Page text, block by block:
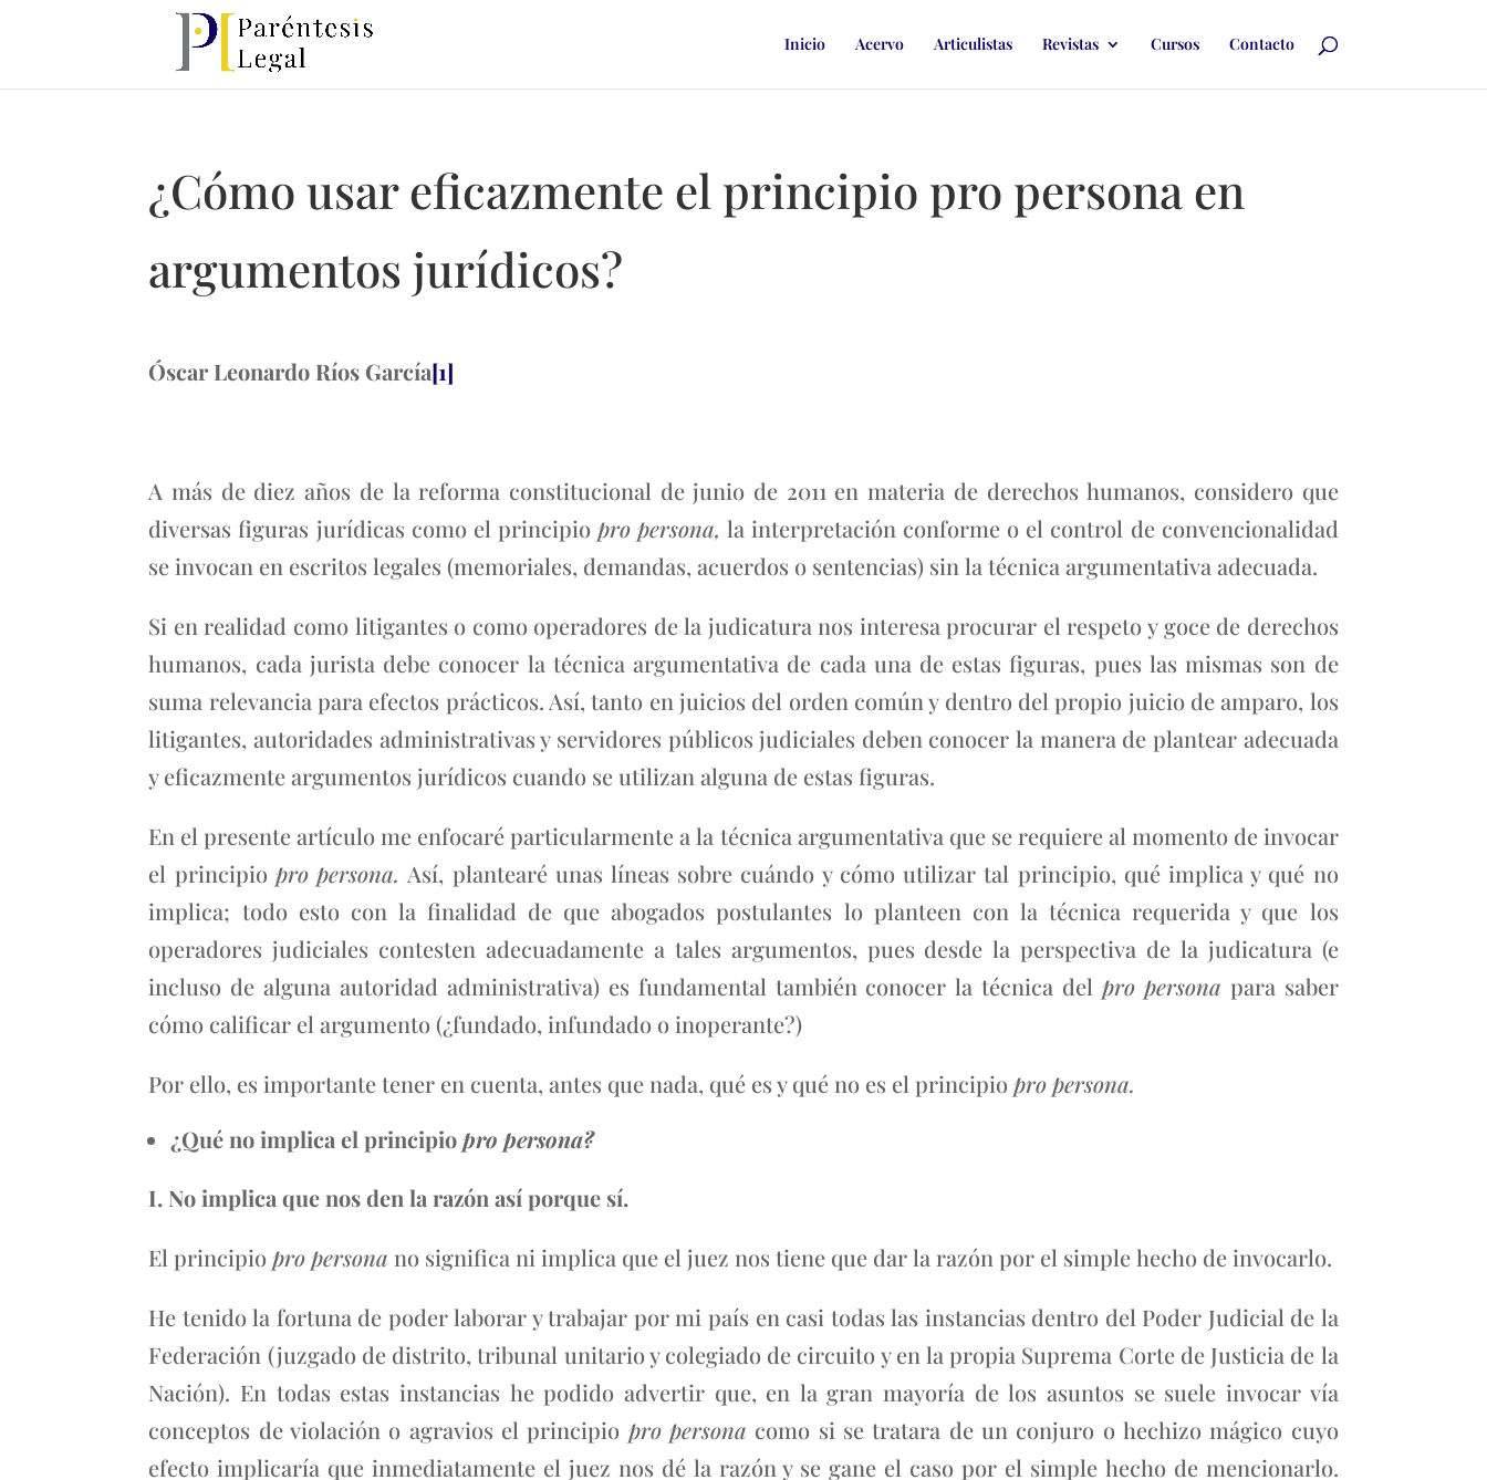
Inicio Acervo Articulistas Revistas Cursos Contacto
¿Cómo usar eficazmente el principio pro persona en
argumentos jurídicos?
Óscar Leonardo Ríos García[1]
A más de diez años de la reforma constitucional de junio de 2011 en materia de derechos humanos, considero que
diversas figuras jurídicas como el principio pro persona,la interpretación conforme o el control de convencionalidad
se invocan en escritos legales (memoriales, demandas, acuerdos o sentencias) sin la técnica argumentativa adecuada.
Si en realidad como litigantes o como operadores de la judicatura nos interesa procurar el respeto y goce de derechos
humanos, cada jurista debe conocer la técnica argumentativa de cada una de estas figuras, pues las mismas son de
suma relevancia para efectos prácticos. Así, tanto en juicios del orden común y dentro del propio juicio de amparo, los
litigantes, autoridades administrativas y servidores públicos judiciales deben conocer la manera de plantear adecuada
y eficazmente argumentos jurídicos cuando se utilizan alguna de estas figuras.
En el presente artículo me enfocaré particularmente a la técnica argumentativa que se requiere al momento de invocar
el principio pro persona. Así, plantearé unas líneas sobre cuándo y cómo utilizar tal principio, qué implica y qué no
implica; todo esto con la finalidad de que abogados postulantes lo planteen con la técnica requerida y que los
operadores judiciales contesten adecuadamente a tales argumentos, pues desde la perspectiva de la judicatura (e
incluso de alguna autoridad administrativa) es fundamental también conocer la técnica del pro persona para saber
cómo calificar el argumento (¿fundado, infundado o inoperante?)
Por ello, es importante tener en cuenta, antes que nada, qué es y qué no es el principiopro persona.
¿Qué no implica el principiopro persona?
I. No implica que nos den la razón así porque sí.
El principiopro persona no significa ni implica que el juez nos tiene que dar la razón por el simple hecho de invocarlo.
He tenido la fortuna de poder laborar y trabajar por mi país en casi todas las instancias dentro del Poder Judicial de la
Federación (juzgado de distrito, tribunal unitario y colegiado de circuito y en la propia Suprema Corte de Justicia de la
Nación). En todas estas instancias he podido advertir que, en la gran mayoría de los asuntos se suele invocar vía
conceptos de violación o agravios el principio pro persona como si se tratara de un conjuro o hechizo mágico cuyo
efecto implicaría que inmediatamente el juez nos dé la razón y se gane el caso por el simple hecho de mencionarlo.